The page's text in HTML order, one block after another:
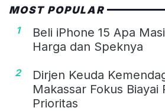
MOST POPULAR
1
Beli iPhone 15 Apa
Harga dan Speknya
2
Dirjen Keuda
Makassar Fokus Biayai
Prioritas